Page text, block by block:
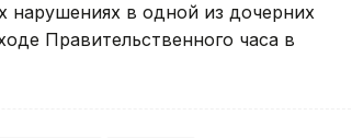
в одной из дочерних
Правительственного часа в